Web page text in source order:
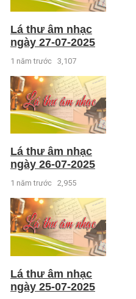
Lá thư âm nhạc
ngày 27-07-2025
1 năm trước 3,107
Lá thư âm nhạc
ngày 26-07-2025
1 năm trước 2,955
Lá thư âm nhạc
ngày 25-07-2025